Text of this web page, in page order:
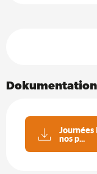
Dokumentation
Journées
nos p...